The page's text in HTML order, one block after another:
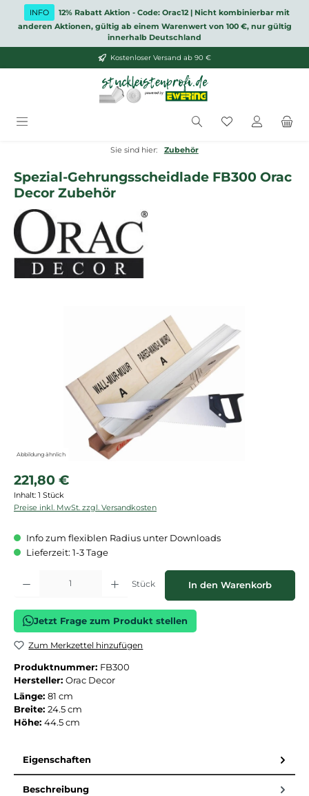
Zum Hauptinhalt springen
INFO
12% Rabatt Aktion - Code: Orac12 | Nicht kombinierbar mit
anderen Aktionen, gültig ab einem Warenwert von 100 €, nur gültig
innerhalb Deutschland
Kostenloser Versand ab 90 €
Du hast 0
Sie sind hier: Zubehör
Spezial-Gehrungsscheidlade FB300 Orac
Decor Zubehör
Abbildung ähnlich
Regulärer Preis:
221,80 €
Inhalt: 1 Stück
Preise inkl. MwSt. zzgl. Versandkosten
Info zum flexiblen Radius unter Downloads
Lieferzeit: 1-3 Tage
Produkt Anzahl: Gib den gewünschten Wert ein oder benutze die
Stück In den Warenkorb
Jetzt Frage zum Produkt stellen
Zum Merkzettel hinzufügen
Produktnummer: FB300
Hersteller: Orac Decor
Länge: 81 cm
Breite: 24.5 cm
Höhe: 44.5 cm
Eigenschaften
Beschreibung